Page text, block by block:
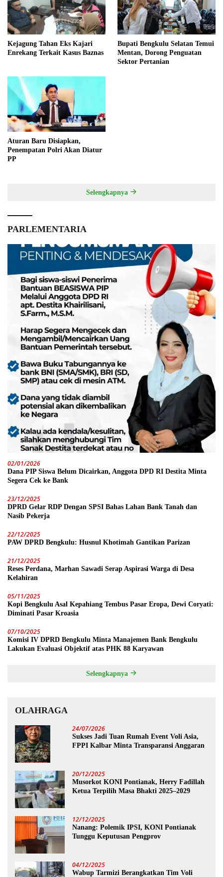
Kejagung Tahan Eks Kajari
Enrekang Terkait Kasus Baznas
Bupati Bengkulu Selatan Temui
Mentan, Dorong Penguatan
Sektor Pertanian
Aturan Baru Disiapkan,
Penempatan Polri Akan Diatur
PP
Selengkapnya
PARLEMENTARIA
02/01/2026
Dana PIP Siswa Belum Dicairkan, Anggota DPD RI Destita Minta
Segera Cek ke Bank
23/12/2025
DPRD Gelar RDP Dengan SPSI Bahas Lahan Bank Tanah dan
Nasib Pekerja
22/12/2025
PAW DPRD Bengkulu: Husnul Khotimah Gantikan Parizan
21/12/2025
Reses Perdana, Marhan Sawadi Serap Aspirasi Warga di Desa
Kelahiran
05/11/2025
Kopi Bengkulu Asal Kepahiang Tembus Pasar Eropa, Dewi Coryati:
Diminati Pasar Kroasia
07/10/2025
Komisi IV DPRD Bengkulu Minta Manajemen Bank Bengkulu
Lakukan Evaluasi Objektif atas PHK 88 Karyawan
Selengkapnya
OLAHRAGA
24/07/2026
Sukses Jadi Tuan Rumah Event Voli Asia,
FPPI Kalbar Minta Transparansi Anggaran
20/12/2025
Musorkot KONI Pontianak, Herry Fadillah
Ketua Terpilih Masa Bhakti 2025–2029
12/12/2025
Nanang: Polemik IPSI, KONI Pontianak
Tunggu Keputusan Pengprov
04/12/2025
Wabup Tarmizi Berangkatkan Tim Voli